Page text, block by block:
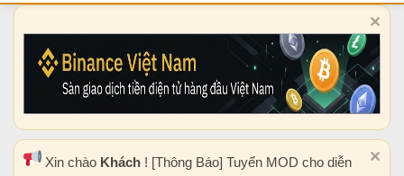
Xin chào Khách ! [Thông Báo] Tuyển MOD cho diễn